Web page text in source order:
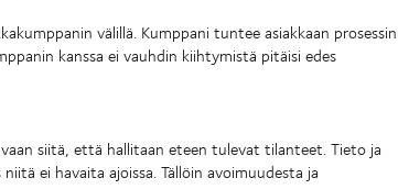
välillä. Kumppani tuntee asiakkaan prosessin
kanssa ei vauhdin kiihtymistä pitäisi edes
siitä, että hallitaan eteen tulevat tilanteet. Tieto ja
ei havaita ajoissa. Tällöin avoimuudesta ja